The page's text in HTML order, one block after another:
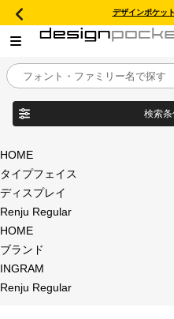
デザインポケッ
目的別フォントガイド
特集
おすすめ
年間ライセンス商品
検索
商品名
HOME
タイプフェイス
ディスプレイ
Renju Regular
HOME
ブランド
INGRAM
Renju Regular